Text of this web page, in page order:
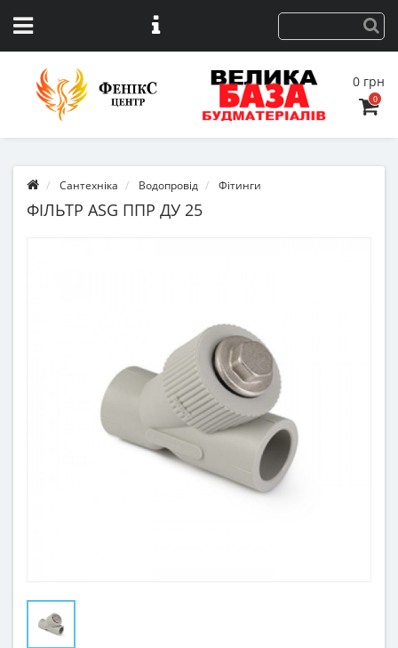
0 грн
0
Сантехніка Водопровід Фітинги
ФІЛЬТР ASG ППР ДУ 25